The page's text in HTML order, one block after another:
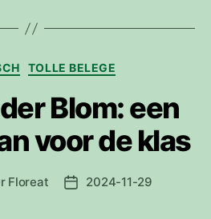
Categorieën
TOLLE BELEGE
Blom: een
voor de klas
Floreat Berichtdatum
2024-11-29